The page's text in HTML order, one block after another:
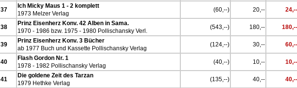
37
Ich Micky Maus 1 - 2 komplett
1973 Melzer Verlag
(60,--) 20,-- 24,--
38
Prinz Eisenherz Konv. 42 Alben in Sama.
1970 - 1986 bzw. 1975 - 1980 Pollischansky Verl.
(543,--) 180,-- 180,--
39
Prinz Eisenherz Konv. 3 Bücher
ab 1977 Buch und Kassette Pollischansky Verlag
(124,--) 30,-- 60,--
40
Flash Gordon Nr. 1
1978 - 1982 Pollischansky Verlag
(40,--) 10,-- 10,--
41
Die goldene Zeit des Tarzan
1979 Hethke Verlag
(135,--) 40,-- 40,--